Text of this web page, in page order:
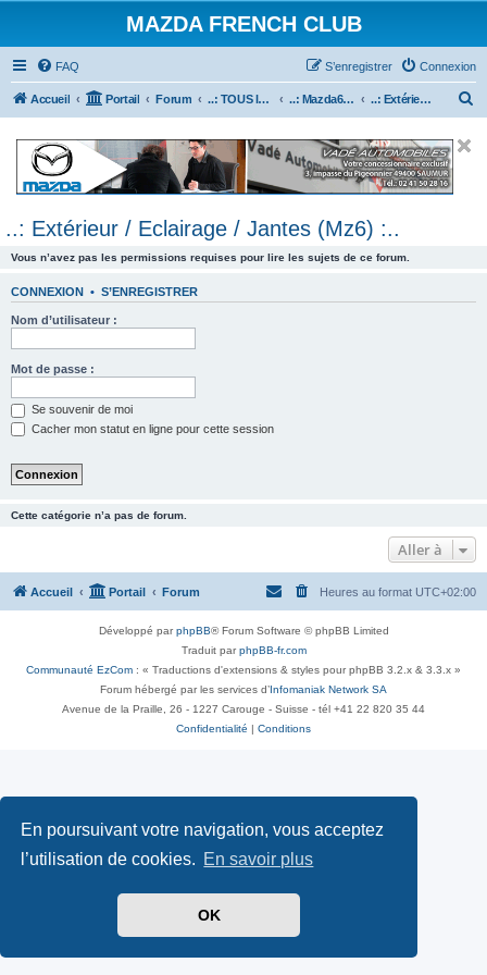
En poursuivant votre navigation, vous acceptez
l’utilisation de cookies. En savoir plus
OK
MAZDA FRENCH CLUB
FAQ Connexion
S’enregistrer
Accueil Portail Forum ..: TOUS les Véhicules MAZDA :.. ..: Mazda6 :.. ..: Extérieur / Eclairage / Jantes (Mz6) :..
e
..: Extérieur / Eclairage / Jantes (Mz6) :..
Vous n’avez pas les permissions requises pour lire les sujets de ce forum.
CONNEXION • S’ENREGISTRER
Nom d’utilisateur :
Mot de passe :
Se souvenir de moi
Cacher mon statut en ligne pour cette session
Cette catégorie n’a pas de forum.
Aller à
Accueil Portail Forum Heures au format UTC+02:00
Développé parphpBB® Forum Software © phpBB Limited
Traduit parphpBB-fr.com
Communauté EzCom : « Traductions d'extensions & styles pour phpBB 3.2.x & 3.3.x »
Forum hébergé par les services d’ Infomaniak Network SA
Avenue de la Praille, 26 - 1227 Carouge - Suisse - tél +41 22 820 35 44
Confidentialité
Conditions